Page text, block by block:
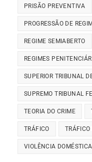
PRISÃO PREVENTIVA
PROGRESSÃO DE
REGIME SEMIABERTO
REGIMES
SUPERIOR TRIBUNAL
SUPREMO TRIBUNAL
TEORIA DO CRIME
TRÁFICO TRÁFICO
VIOLÊNCIA DOMÉSTICA